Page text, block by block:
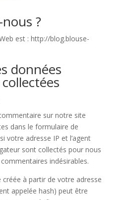
?
est : http://blog.blouse-
données
sur notre site
dans le formulaire de
votre adresse IP et l’agent
sont collectés pour nous
indésirables.
à partir de votre adresse
appelée hash) peut être